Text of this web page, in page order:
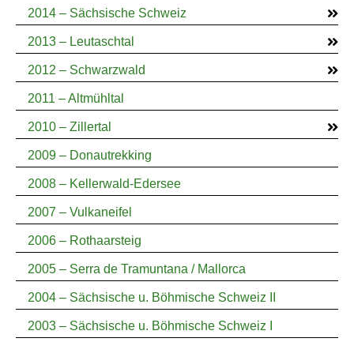
2014 – Sächsische Schweiz
2013 – Leutaschtal
2012 – Schwarzwald
2011 – Altmühltal
2010 – Zillertal
2009 – Donautrekking
2008 – Kellerwald-Edersee
2007 – Vulkaneifel
2006 – Rothaarsteig
2005 – Serra de Tramuntana / Mallorca
2004 – Sächsische u. Böhmische Schweiz II
2003 – Sächsische u. Böhmische Schweiz I